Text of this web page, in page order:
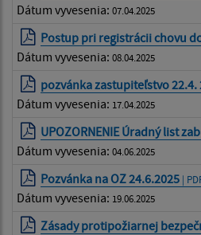
Dátum vyvesenia: 07.04.2025
Postup pri registrácii chovu
Dátum vyvesenia: 08.04.2025
pozvánka zastupiteľstvo 22.4.
Dátum vyvesenia: 17.04.2025
UPOZORNENIE Úradný list
Dátum vyvesenia: 04.06.2025
Pozvánka na OZ 24.6.2025 |
Dátum vyvesenia: 19.06.2025
Zásady protipožiarnej